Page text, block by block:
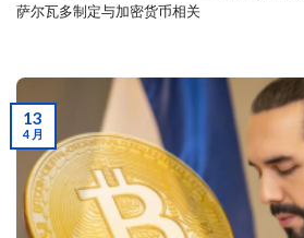
萨尔瓦多制定与加密货币相关
13
4 月